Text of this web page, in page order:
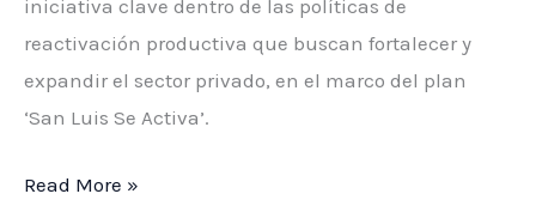
iniciativa clave dentro de las políticas de
reactivación productiva que buscan fortalecer y
expandir el sector privado, en el marco del plan
‘San Luis Se Activa’.
San
Read More »